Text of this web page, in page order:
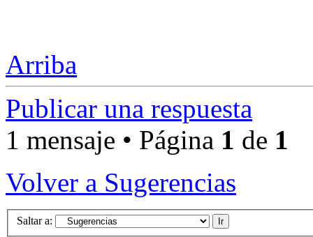
Arriba
Publicar una respuesta
1 mensaje • Página 1 de 1
Volver a Sugerencias
Saltar a: